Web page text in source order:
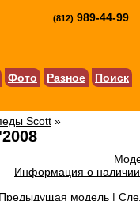
(812) 989-44-99
Фото Разное
Поиск
Scott »
Информация о
Предыдущая модель|